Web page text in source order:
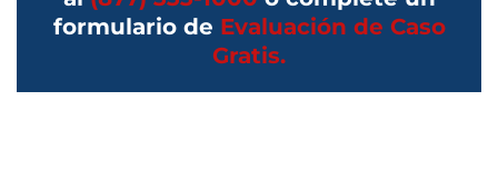
formulario de Evaluación de Caso
Gratis.